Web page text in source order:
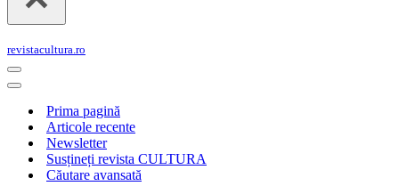
revistacultura.ro
Meniu
de
Meniu
navigarePrima pagină
Articole recente
Newsletter
Susțineți revista CULTURA
Căutare avansată